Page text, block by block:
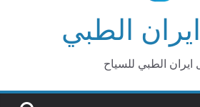
الطبي
ايران الطبي للسياح